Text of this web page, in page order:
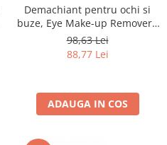
Demachiant pentru ochi si
buze, Eye Make-up Remover -
120ml
98,63 Lei
88,77 Lei
ADAUGA IN COS